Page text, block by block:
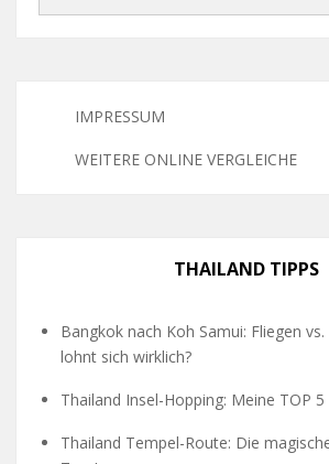
IMPRESSUM
WEITERE ONLINE VERGLEICHE
THAILAND TIPPS
Bangkok nach Koh Samui: Fliegen
lohnt sich wirklich?
Thailand Insel-Hopping: Meine TOP
Thailand Tempel-Route: Die